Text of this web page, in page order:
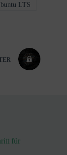
LTS
für